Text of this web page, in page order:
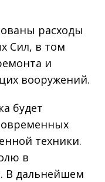
расходы
Сил, в том
и
вооружений.
будет
техники.
в
В дальнейшем